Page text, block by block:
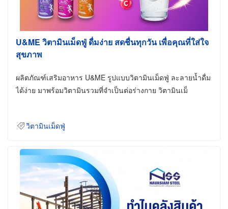
U&ME วิตามินเม็ดฟู่ ดื่มง่าย สดชื่นทุกวัน เพื่อคุณที่ใส่ใจ
สุขภาพ
ผลิตภัณฑ์เสริมอาหาร U&ME รูปแบบวิตามินเม็ดฟู่ ละลายน้ำดื่ม
ได้ง่าย มาพร้อมวิตามินรวมที่จำเป็นต่อร่างกาย วิตามินเม็
วิตามินเม็ดฟู่